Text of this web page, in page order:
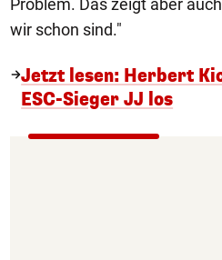
Problem. Das zeigt aber
wir schon sind."
Jetzt lesen: Herbert
ESC-Sieger JJ los